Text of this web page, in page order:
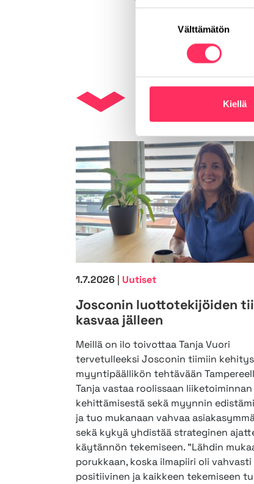
Välttämätön
Kiellä
1.7.2026 Uutiset
Josconin luottotekijöiden
kasvaa jälleen
Meillä on ilo toivottaa Tanja Vuori
tervetulleeksi Josconin tiimiin
myyntipäällikön tehtävään
Tanja vastaa roolissaan liiketoiminnan
kehittämisestä sekä myynnin
ja tuo mukanaan vahvaa
sekä kykyä yhdistää strateginen
käytännön tekemiseen. ”Lähdin
porukkaan, koska ilmapiiri oli vahvasti
positiivinen ja kaikkeen tekemiseen